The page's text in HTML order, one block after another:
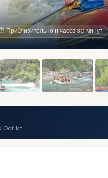
Приблизительно 11 часов 30 минут
Oct 1st